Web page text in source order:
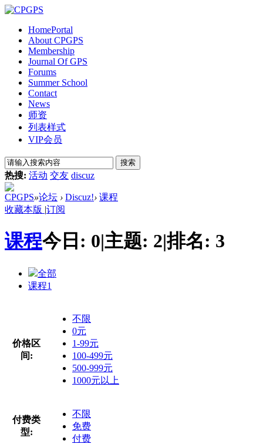
HomePortal
About CPGPS
Membership
Journal Of GPS
Forums
Summer School
Contact
News
师资
列表样式
VIP会员
搜索
热搜: 活动 交友 discuz
CPGPS»论坛 › Discuz!› 课程
收藏本版 |订阅
课程今日: 0|主题: 2|排名: 3
全部
课程1
价格区
间:
不限
0元
1-99元
100-499元
500-999元
1000元以上
付费类
型:
不限
免费
付费